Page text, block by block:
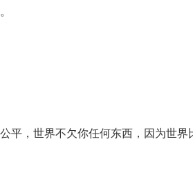
平，世界不欠你任何东西，因为世界